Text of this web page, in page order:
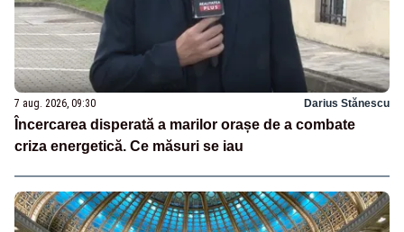
7 aug. 2026, 09:30 Darius Stănescu
Încercarea disperată a marilor orașe de a combate
criza energetică. Ce măsuri se iau